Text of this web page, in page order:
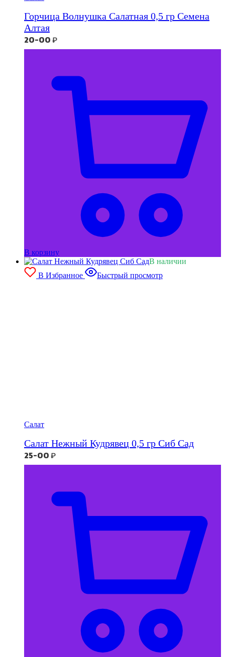
Горчица Волнушка Салатная 0,5 гр Семена
Алтая
20-00₽
В корзину
В наличии
В Избранное
Быстрый просмотр
Салат
Салат Нежный Кудрявец 0,5 гр Сиб Сад
25-00₽